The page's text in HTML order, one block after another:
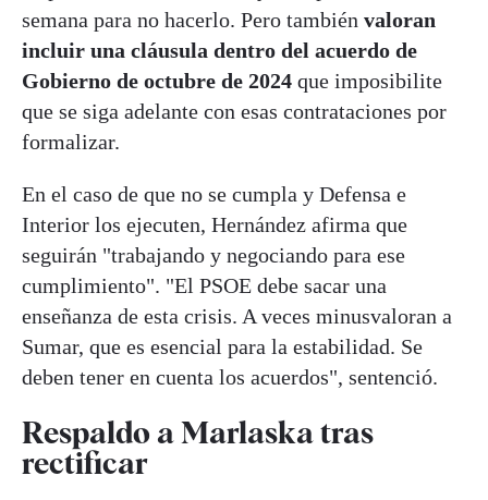
semana para no hacerlo. Pero también valoran
incluir una cláusula dentro del acuerdo de
Gobierno de octubre de 2024 que imposibilite
que se siga adelante con esas contrataciones por
formalizar.
En el caso de que no se cumpla y Defensa e
Interior los ejecuten, Hernández afirma que
seguirán "trabajando y negociando para ese
cumplimiento". "El PSOE debe sacar una
enseñanza de esta crisis. A veces minusvaloran a
Sumar, que es esencial para la estabilidad. Se
deben tener en cuenta los acuerdos", sentenció.
Respaldo a Marlaska tras
rectificar